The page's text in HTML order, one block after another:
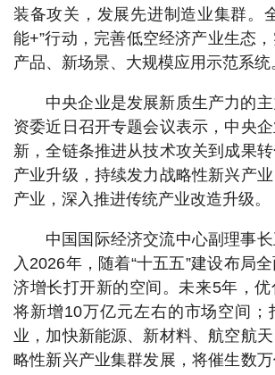
装备攻关，发展先进制造业集群。
能+”行动，完善低空经济产业生态
产品、新场景、大规模应用示范系统
中央企业是发展新质生产力的
资委近日召开专题会议表示，中央
新，全链条推进从技术攻关到成果
产业升级，持续发力战略性新兴产
产业，深入推进传统产业改造升级。
中国国际经济交流中心副理事
入2026年，随着“十五五”建设布局
济增长打开新的空间。未来5年，
将新增10万亿元左右的市场空间；
业，加快新能源、新材料、航空航
略性新兴产业集群发展，将催生数